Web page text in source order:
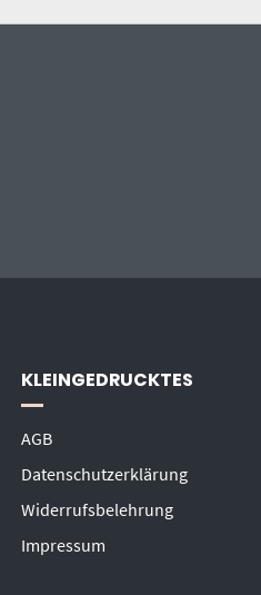
KLEINGEDRUCKTES
AGB
Datenschutzerklärung
Widerrufsbelehrung
Impressum